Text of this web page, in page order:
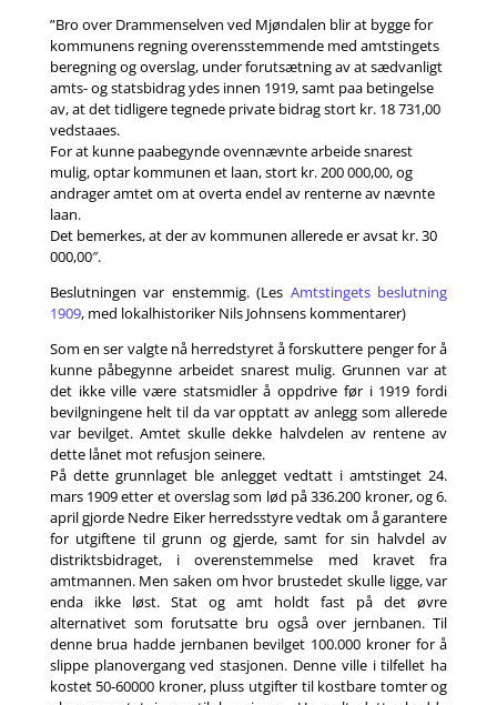
”Bro over Drammenselven ved Mjøndalen blir at bygge for
kommunens regning overensstemmende med amtstingets
beregning og overslag, under forutsætning av at sædvanligt
amts- og statsbidrag ydes innen 1919, samt paa betingelse
av, at det tidligere tegnede private bidrag stort kr. 18 731,00
vedstaaes.
For at kunne paabegynde ovennævnte arbeide snarest
mulig, optar kommunen et laan, stort kr. 200 000,00, og
andrager amtet om at overta endel av renterne av nævnte
laan.
Det bemerkes, at der av kommunen allerede er avsat kr. 30
000,00″.
Beslutningen var enstemmig. (Les Amtstingets beslutning
1909, med lokalhistoriker Nils Johnsens kommentarer)
Som en ser valgte nå herredstyret å forskuttere penger for å
kunne påbegynne arbeidet snarest mulig. Grunnen var at
det ikke ville være statsmidler å oppdrive før i 1919 fordi
bevilgningene helt til da var opptatt av anlegg som allerede
var bevilget. Amtet skulle dekke halvdelen av rentene av
dette lånet mot refusjon seinere.
På dette grunnlaget ble anlegget vedtatt i amtstinget 24.
mars 1909 etter et overslag som lød på 336.200 kroner, og 6.
april gjorde Nedre Eiker herredsstyre vedtak om å garantere
for utgiftene til grunn og gjerde, samt for sin halvdel av
distriktsbidraget, i overenstemmelse med kravet fra
amtmannen. Men saken om hvor brustedet skulle ligge, var
enda ikke løst. Stat og amt holdt fast på det øvre
alternativet som forutsatte bru også over jernbanen. Til
denne brua hadde jernbanen bevilget 100.000 kroner for å
slippe planovergang ved stasjonen. Denne ville i tilfellet ha
kostet 50-60000 kroner, pluss utgifter til kostbare tomter og